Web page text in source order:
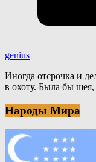
genius
Иногда отсрочка и
в охоту. Была бы шея,
Народы Мира